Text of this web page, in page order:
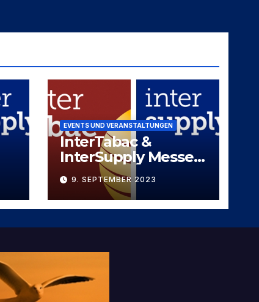
EVENTS UND VERANSTALTUNGEN
InterTabac &
InterSupply Messe-
Duo 2023
9. SEPTEMBER 2023